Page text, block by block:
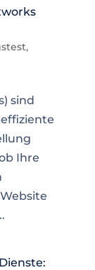
,
sind
Ihre